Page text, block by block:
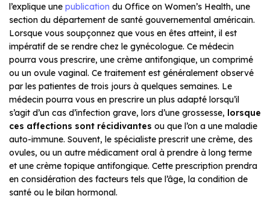
l’explique une publication du Office on Women’s Health, une
section du département de santé gouvernemental américain.
Lorsque vous soupçonnez que vous en êtes atteint, il est
impératif de se rendre chez le gynécologue. Ce médecin
pourra vous prescrire, une crème antifongique, un comprimé
ou un ovule vaginal. Ce traitement est généralement observé
par les patientes de trois jours à quelques semaines. Le
médecin pourra vous en prescrire un plus adapté lorsqu’il
s’agit d’un cas d’infection grave, lors d’une grossesse, lorsque
ces affections sont récidivantes ou que l’on a une maladie
auto-immune. Souvent, le spécialiste prescrit une crème, des
ovules, ou un autre médicament oral à prendre à long terme
et une crème topique antifongique. Cette prescription prendra
en considération des facteurs tels que l’âge, la condition de
santé ou le bilan hormonal.